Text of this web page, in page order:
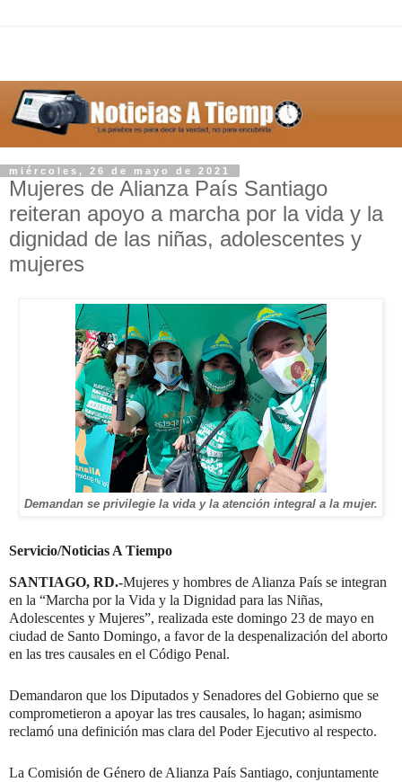
miércoles, 26 de mayo de 2021
Mujeres de Alianza País Santiago
reiteran apoyo a marcha por la vida y la
dignidad de las niñas, adolescentes y
mujeres
Demandan se privilegie la vida y la atención integral a la mujer.
Servicio/Noticias A Tiempo
SANTIAGO, RD.-Mujeres y hombres de Alianza País se integran
en la “Marcha por la Vida y la Dignidad para las Niñas,
Adolescentes y Mujeres”, realizada este domingo 23 de mayo en
ciudad de Santo Domingo, a favor de la despenalización del aborto
en las tres causales en el Código Penal.
Demandaron que los Diputados y Senadores del Gobierno que se
comprometieron a apoyar las tres causales, lo hagan; asimismo
reclamó una definición mas clara del Poder Ejecutivo al respecto.
La Comisión de Género de Alianza País Santiago, conjuntamente